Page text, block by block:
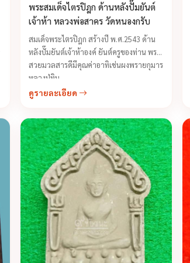
พระสมเด็จไตรปิฎก ด้านหลังปั๊มยันต์
เจ้าห้า หลวงพ่อสาคร วัดหนองกรับ
สมเด็จพระไตรปิฎก สร้างปี พ.ศ.2543 ด้าน
หลังปั๊มยันต์เจ้าห้าองค์ ยันต์ครูของท่าน พระ
สวยมวลสารดีมีคุณค่าอาทิเช่นผงพรายกุมาร
หลวงปู่ทิม ...
ดูรายละเอียด